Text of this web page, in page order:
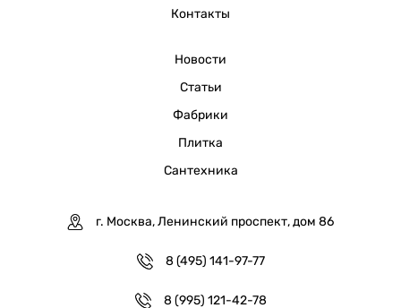
Контакты
Новости
Статьи
Фабрики
Плитка
Сантехника
г. Москва, Ленинский проспект, дом 86
8 (495) 141-97-77
8 (995) 121-42-78